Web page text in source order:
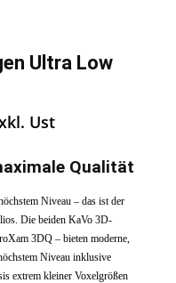
Ultra Low
44.990,00.
Ust
Qualität
Niveau – das ist der
Die beiden KaVo 3D-
3DQ – bieten moderne,
Niveau inklusive
extrem kleiner Voxelgrößen